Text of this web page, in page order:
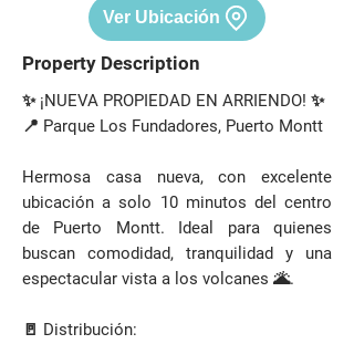
Ver Ubicación
Property Description
✨ ¡NUEVA PROPIEDAD EN ARRIENDO! ✨
📍 Parque Los Fundadores, Puerto Montt
Hermosa casa nueva, con excelente
ubicación a solo 10 minutos del centro
de Puerto Montt. Ideal para quienes
buscan comodidad, tranquilidad y una
espectacular vista a los volcanes 🌋.
🚪 Distribución: